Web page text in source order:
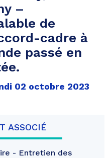
–
de
cadre à
passé en
02 octobre 2023
ASSOCIÉ
- Entretien des